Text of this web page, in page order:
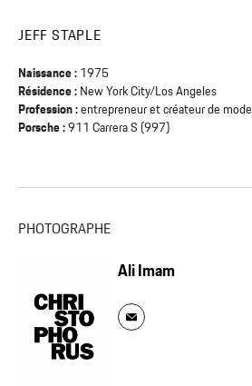
JEFF STAPLE
Naissance : 1975
Résidence : New York City/Los Angeles
Profession :entrepreneur et créateur de mode
Porsche :911 Carrera S (997)
PHOTOGRAPHE
Ali Imam